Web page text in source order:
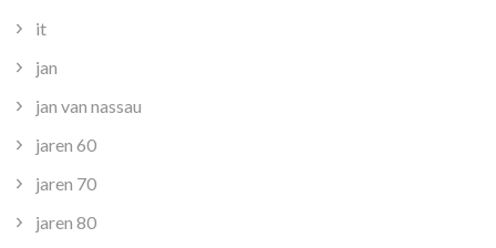
it
jan
jan van nassau
jaren 60
jaren 70
jaren 80